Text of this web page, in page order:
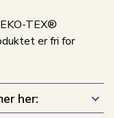
TEX®
er fri for
her: